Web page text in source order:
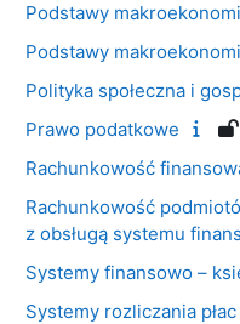
Podstawy
Podstawy
Polityka społeczna i
Prawo podatkowe
Rachunkowość
Rachunkowość
z obsługą systemu
Systemy finansowo –
Systemy rozliczania płac